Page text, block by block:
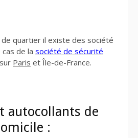
de quartier il existe des société
cas de la société de sécurité
Paris et Île-de-France.
autocollants de
: